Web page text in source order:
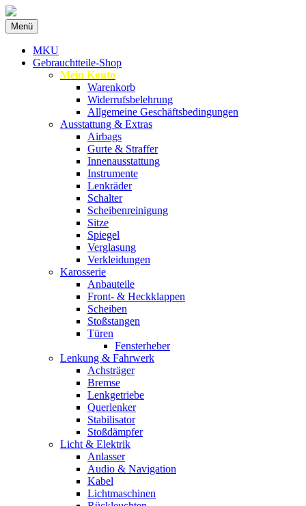
MKU Autoteile
Ersatzteile
Menü Zum
Inhalt
springen
MKU
Gebrauchtteile-Shop
Mein Konto
Warenkorb
Widerrufsbelehrung
Allgemeine Geschäftsbedingungen
Ausstattung & Extras
Airbags
Gurte & Straffer
Innenausstattung
Instrumente
Lenkräder
Schalter
Scheibenreinigung
Sitze
Spiegel
Verglasung
Verkleidungen
Karosserie
Anbauteile
Front- & Heckklappen
Scheiben
Stoßstangen
Türen
Fensterheber
Lenkung & Fahrwerk
Achsträger
Bremse
Lenkgetriebe
Querlenker
Stabilisator
Stoßdämpfer
Licht & Elektrik
Anlasser
Audio & Navigation
Kabel
Lichtmaschinen